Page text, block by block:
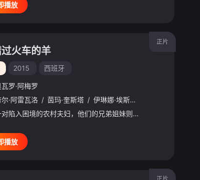
播放
/ Graeme
/ Joseph / 杰西卡·古宁 / Martin /
正片
火车的羊
2015 西班牙
罗·阿梅罗
·阿雷瓦洛 / 茵玛·奎斯塔 / 伊琳娜·埃斯柯拉
一对陷入困境的农村夫妇，他们的兄弟姐妹则面临着城市里的各种问题，他们所有人都在努力寻找解决办法。
播放